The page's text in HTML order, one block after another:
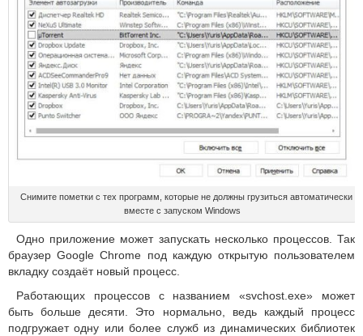
Снимите пометки с тех программ, которые не должны грузиться автоматически
вместе с запуском Windows
Одно приложение может запускать несколько процессов. Так
браузер Google Chrome под каждую открытую пользователем
вкладку создаёт новый процесс.
Работающих процессов с названием «svchost.exe» может
быть больше десяти. Это нормально, ведь каждый процесс
подгружает одну или более служб из динамических библиотек